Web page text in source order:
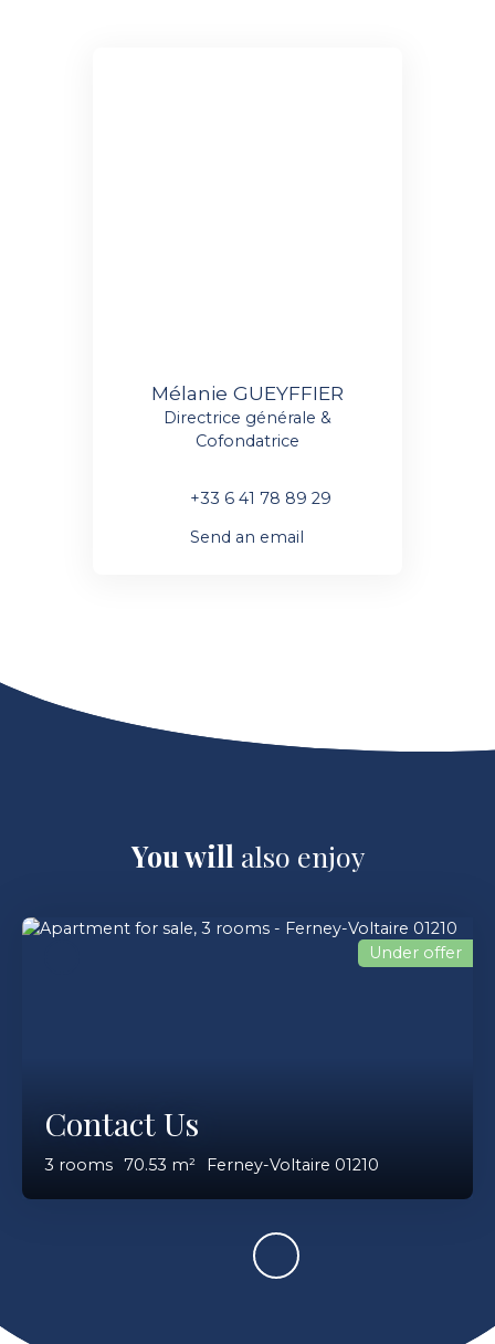
Mélanie GUEYFFIER
Directrice générale &
Cofondatrice
+33 6 41 78 89 29
Send an email
You will also enjoy
Contact Us
3 rooms 70.53 m² Ferney-Voltaire 01210
Under offer